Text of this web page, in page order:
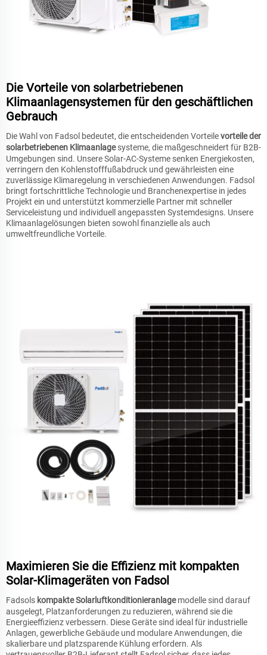
Die Vorteile von solarbetriebenen
Klimaanlagensystemen für den geschäftlichen
Gebrauch
Die Wahl von Fadsol bedeutet, die entscheidenden Vorteilevorteile der
solarbetriebenen Klimaanlagesysteme, die maßgeschneidert für B2B-
Umgebungen sind. Unsere Solar-AC-Systeme senken Energiekosten,
verringern den Kohlenstofffußabdruck und gewährleisten eine
zuverlässige Klimaregelung in verschiedenen Anwendungen. Fadsol
bringt fortschrittliche Technologie und Branchenexpertise in jedes
Projekt ein und unterstützt kommerzielle Partner mit schneller
Serviceleistung und individuell angepassten Systemdesigns. Unsere
Klimaanlagelösungen bieten sowohl finanzielle als auch
umweltfreundliche Vorteile.
Maximieren Sie die Effizienz mit kompakten
Solar-Klimageräten von Fadsol
Fadsols kompakte Solarluftkonditionieranlagemodelle sind darauf
ausgelegt, Platzanforderungen zu reduzieren, während sie die
Energieeffizienz verbessern. Diese Geräte sind ideal für industrielle
Anlagen, gewerbliche Gebäude und modulare Anwendungen, die
skalierbare und platzsparende Kühlung erfordern. Als